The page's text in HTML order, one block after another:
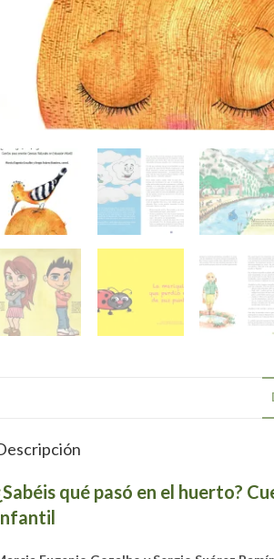
qué pasó en el huerto?